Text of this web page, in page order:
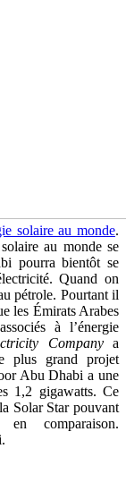
solaire au monde.
au monde se
pourra bientôt se
Quand on
pétrole. Pourtant il
les Émirats Arabes
à l’énergie
Companya
plus grand projet
Abu Dhabi a une
1,2 gigawatts. Ce
Solar Star pouvant
comparaison.